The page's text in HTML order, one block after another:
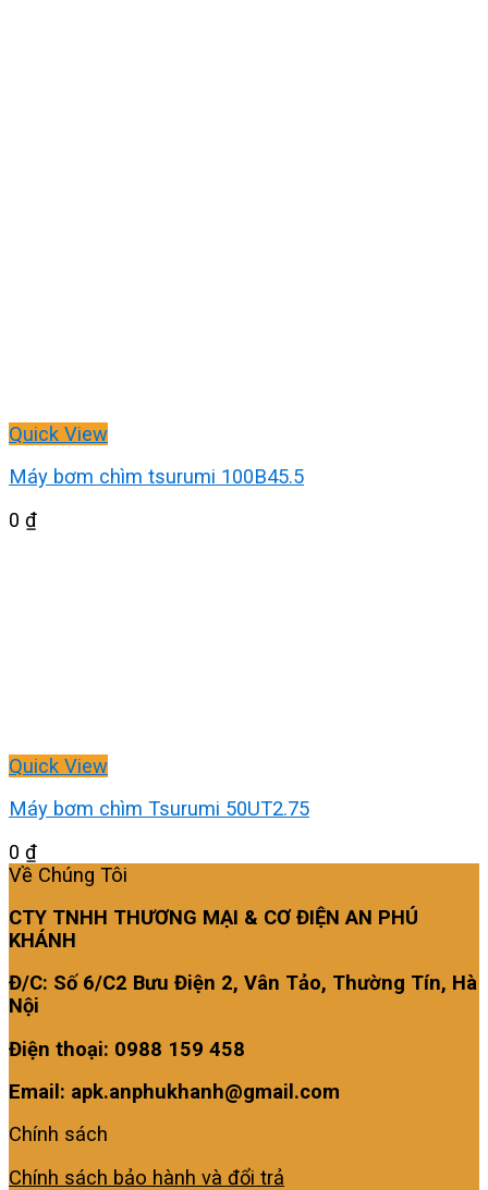
Quick View
Máy bơm chìm tsurumi 100B45.5
0 ₫
Quick View
Máy bơm chìm Tsurumi 50UT2.75
0 ₫
Về Chúng Tôi
CTY TNHH THƯƠNG MẠI & CƠ ĐIỆN AN PHÚ
KHÁNH
Đ/C: Số 6/C2 Bưu Điện 2, Vân Tảo, Thường Tín, Hà
Nội
Điện thoại: 0988 159 458
Email: apk.anphukhanh@gmail.com
Chính sách
Chính sách bảo hành và đổi trả